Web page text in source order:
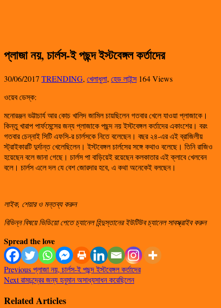
প্লাজা নয়, চার্লস-ই পছন্দ ইস্টবেঙ্গল কর্তাদের
30/06/2017 TRENDING, খেলাধুলা, হেড লাইন্স 164 Views
ওয়েব ডেস্ক:
মনোরঞ্জন ভট্টাচার্য আর কোচ খালিদ জামিল চায়ছিলেন গতবার খেলে যাওয়া প্লাজাকে।
কিন্তু খারাপ পার্ফমেন্সের জন্য প্লাজাকে পছন্দ নয় ইস্টবেঙ্গল কর্তাদের একাংশের। বরং
গতবার চেন্নাই সিটি এফসি-র চার্লসকে নিতে বলেছেন। বছর ২৪-এর এই ব্রাজিলীয়
স্ট্রাইকারটি দুর্দান্ত খেলেছিলেন। ইস্টবেঙ্গল চার্লসের সঙ্গে কথাও বলেছে। তিনি রাজিও
হয়েছেন বলে জানা গেছে। চার্লস পা বাড়িয়েই রয়েছেন কলকাতার এই ক্লাবে খেলবেন
বলে। চার্লস এলে দল যে বেশ জোরদার হবে, এ কথা অনেকেই বলছেন।
লাইক, শেয়ার ও মন্তব্য করুন
বিভিন্ন বিষয়ে ভিডিয়ো পেতে চ্যানেল হিন্দুস্তানের ইউটিউব চ্যানেল সাবস্ক্রাইব করুন
Spread the love
Previousপ্লাজা নয়, চার্লস-ই পছন্দ ইস্টবেঙ্গল কর্তাদের
Nextরামচন্দ্রের জন্য হনুমান অসাধ্যসাধন করেছিলেন
Related Articles